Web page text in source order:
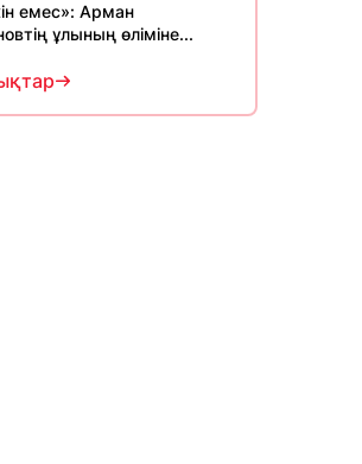
емес»: Арман
ұлының өліміне...